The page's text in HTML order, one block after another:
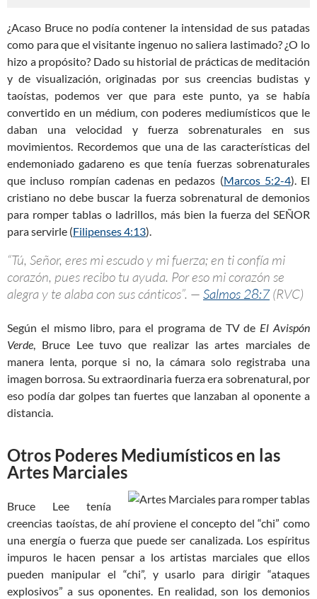
¿Acaso Bruce no podía contener la intensidad de sus patadas
como para que el visitante ingenuo no saliera lastimado? ¿O lo
hizo a propósito? Dado su historial de prácticas de meditación
y de visualización, originadas por sus creencias budistas y
taoístas, podemos ver que para este punto, ya se había
convertido en un médium, con poderes mediumísticos que le
daban una velocidad y fuerza sobrenaturales en sus
movimientos. Recordemos que una de las características del
endemoniado gadareno es que tenía fuerzas sobrenaturales
que incluso rompían cadenas en pedazos (Marcos 5:2-4). El
cristiano no debe buscar la fuerza sobrenatural de demonios
para romper tablas o ladrillos, más bien la fuerza del SEÑOR
para servirle (Filipenses 4:13).
“Tú, Señor, eres mi escudo y mi fuerza; en ti confía mi
corazón, pues recibo tu ayuda. Por eso mi corazón se
alegra y te alaba con sus cánticos”. — Salmos 28:7(RVC)
Según el mismo libro, para el programa de TV de El Avispón
Verde, Bruce Lee tuvo que realizar las artes marciales de
manera lenta, porque si no, la cámara solo registraba una
imagen borrosa. Su extraordinaria fuerza era sobrenatural, por
eso podía dar golpes tan fuertes que lanzaban al oponente a
distancia.
Otros Poderes Mediumísticos en las
Artes Marciales
Bruce Lee tenía
creencias taoístas, de ahí proviene el concepto del “chi” como
una energía o fuerza que puede ser canalizada. Los espíritus
impuros le hacen pensar a los artistas marciales que ellos
pueden manipular el “chi”, y usarlo para dirigir “ataques
explosivos” a sus oponentes. En realidad, son los demonios